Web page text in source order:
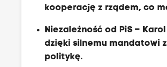
kooperację z rządem, co
Niezależność od PiS –
dzięki silnemu mandatowi
politykę.